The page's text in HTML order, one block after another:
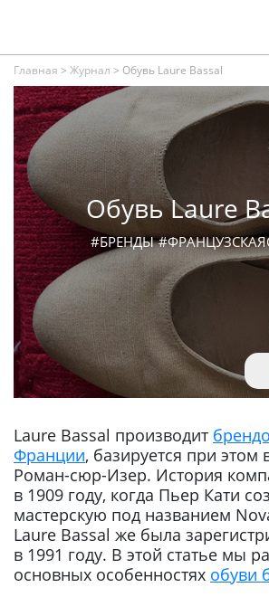
Главная > Журнал > Обувь Laure Bassal
Обувь Laure
#БРЕНДЫ
Laure Bassal производит
Франции, базируется при этом
Роман-сюр-Изер. История
в 1909 году, когда Пьер Кати
мастерскую под названием
Laure Bassal же была
в 1991 году. В этой статье мы
основных особенностях обуви